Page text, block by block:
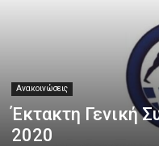
Ανακοινώσεις
Έκτακτη Γενική
2020